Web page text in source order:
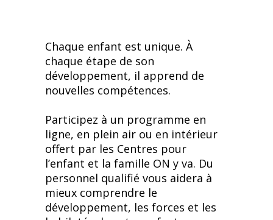
Chaque enfant est unique. À
chaque étape de son
développement, il apprend de
nouvelles compétences.
Participez à un programme en
ligne, en plein air ou en intérieur
offert par les Centres pour
l’enfant et la famille ON y va. Du
personnel qualifié vous aidera à
mieux comprendre le
développement, les forces et les